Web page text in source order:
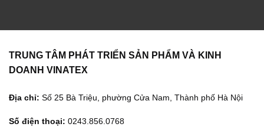
TRUNG TÂM PHÁT TRIỂN SẢN PHẨM VÀ KINH
DOANH VINATEX
Địa chỉ: Số 25 Bà Triệu, phường Cửa Nam, Thành phố Hà Nội
Số điện thoại: 0243.856.0768